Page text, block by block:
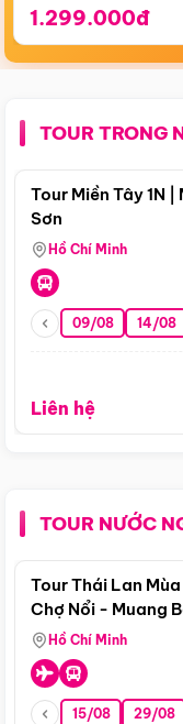
1.299.000đ
TOUR TRONG
Tour Miền Tây 1N
Sơn
Hồ Chí Minh
09/08 14/08
Liên hệ
TOUR NƯỚC
Tour Thái Lan
Chợ Nổi - Muang
Hồ Chí Minh
15/08 29/08